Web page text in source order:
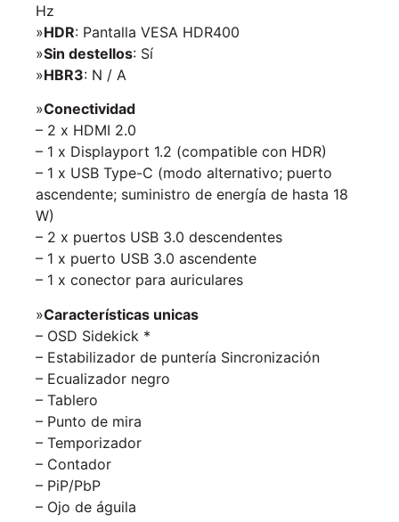
Hz
»HDR: Pantalla VESA HDR400
»Sin destellos: Sí
»HBR3: N / A
»Conectividad
– 2 x HDMI 2.0
– 1 x Displayport 1.2 (compatible con HDR)
– 1 x USB Type-C (modo alternativo; puerto
ascendente; suministro de energía de hasta 18
W)
– 2 x puertos USB 3.0 descendentes
– 1 x puerto USB 3.0 ascendente
– 1 x conector para auriculares
»Características unicas
– OSD Sidekick *
– Estabilizador de puntería Sincronización
– Ecualizador negro
– Tablero
– Punto de mira
– Temporizador
– Contador
– PiP/PbP
– Ojo de águila